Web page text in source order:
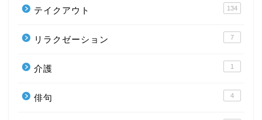
テイクアウト 134
リラクゼーション 7
介護 1
俳句 4